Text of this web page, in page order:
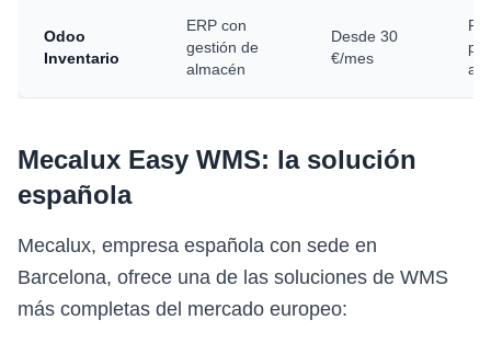
Odoo
Inventario
ERP con
gestión de
almacén
Desde 30
€/mes
Mecalux Easy WMS: la solución
española
Mecalux, empresa española con sede en
Barcelona, ofrece una de las soluciones de WMS
más completas del mercado europeo: